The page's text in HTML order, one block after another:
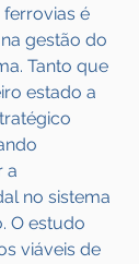
é
gestão do
Tanto que
estado a
a
no sistema
O estudo
viáveis de